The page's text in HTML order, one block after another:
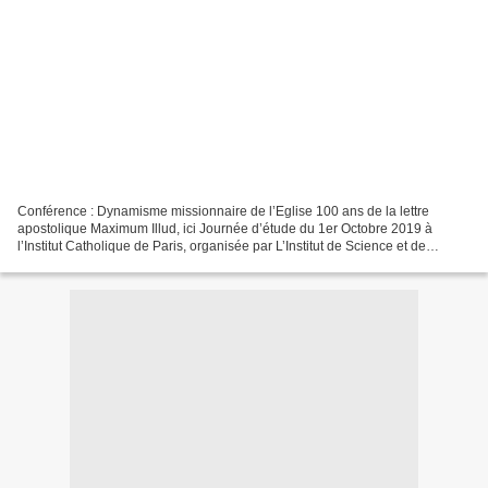
Conférence : Dynamisme missionnaire de l’Eglise 100 ans de la lettre
apostolique Maximum Illud, ici Journée d’étude du 1er Octobre 2019 à
l’Institut Catholique de Paris, organisée par L’Institut de Science et de